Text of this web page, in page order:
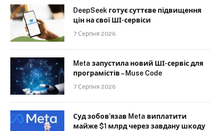
DeepSeek готує суттєве підвищення
цін на свої ШІ-сервіси
7 Серпня 2026
Meta запустила новий ШІ-сервіс для
програмістів – Muse Code
7 Серпня 2026
Суд зобов’язав Meta виплатити
майже $1 млрд через завдану шкоду